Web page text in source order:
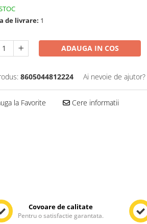
de livrare: 1
ADAUGA IN COS
8605044812224 Ai nevoie de ajutor?
la Favorite Cere informatii
Covoare de calitate
Pentru o satisfactie garantata.